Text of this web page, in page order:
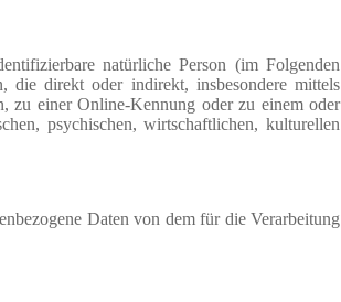
natürliche Person (im Folgenden
die direkt oder indirekt, insbesondere mittels
zu einer Online-Kennung oder zu einem oder
psychischen, wirtschaftlichen, kulturellen
Daten von dem für die Verarbeitung